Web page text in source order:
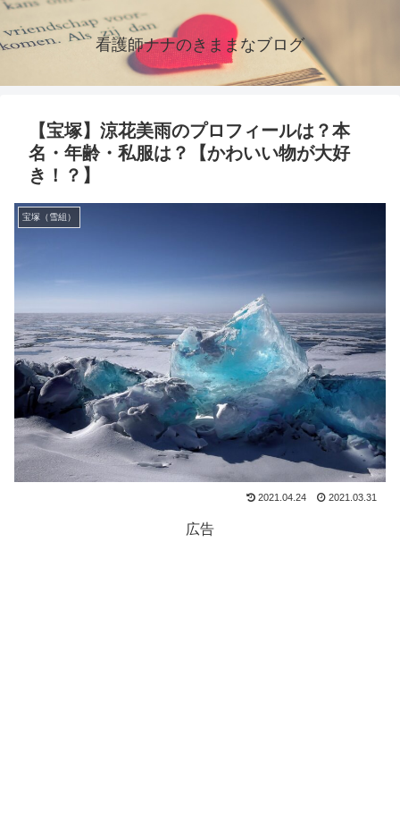
看護師ナナのきままなブログ
【宝塚】涼花美雨のプロフィールは？本
名・年齢・私服は？【かわいい物が大好
き！？】
宝塚（雪組）
2021.04.24 2021.03.31
広告